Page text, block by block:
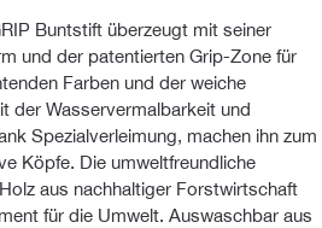
Buntstift überzeugt mit seiner
und der patentierten Grip-Zone für
Farben und der weiche
der Wasservermalbarkeit und
Spezialverleimung, machen ihn zum
Köpfe. Die umweltfreundliche
aus nachhaltiger Forstwirtschaft
für die Umwelt. Auswaschbar aus